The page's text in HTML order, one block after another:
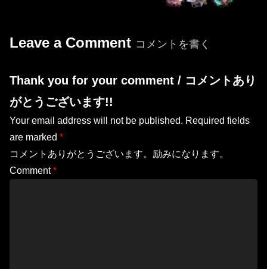
Leave a Comment コメントを書く
Thank you for your comment / コメントあり
がとうございます!!
Your email address will not be published. Required fields
are marked *
コメントありがとうございます。励みになります。
Comment*